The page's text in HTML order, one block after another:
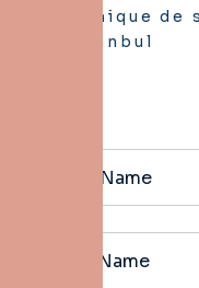
Clinique de
Istanbul